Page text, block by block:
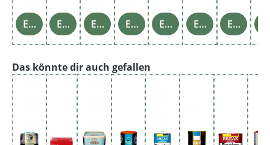
Einzelheiten Einzelheiten Einzelheiten Einzelheiten Einzelheiten Einzelheiten Einzelheiten
Produktgalerie überspringen
Das könnte dir auch gefallen